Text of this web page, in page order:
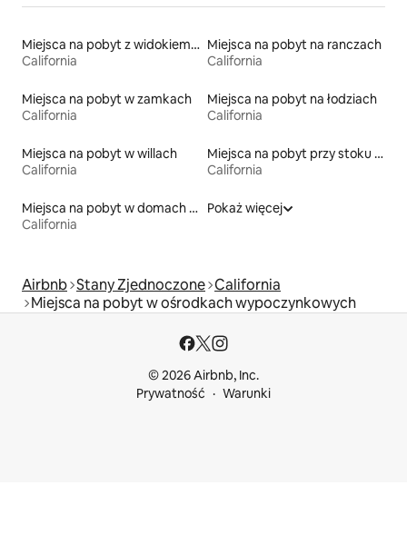
Miejsca na pobyt z widokiem na plażę
California
Miejsca na pobyt na ranczach
California
Miejsca na pobyt w zamkach
California
Miejsca na pobyt na łodziach
California
Miejsca na pobyt w willach
California
Miejsca na pobyt przy stoku narciarskim
California
Miejsca na pobyt w domach ziemnych
California
Pokaż więcej
Airbnb Stany Zjednoczone California
Miejsca na pobyt w ośrodkach wypoczynkowych
© 2026 Airbnb, Inc.
Prywatność
Warunki